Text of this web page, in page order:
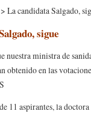
> La candidata Salgado,
sigue
nuestra ministra de
obtenido en las
11 aspirantes, la